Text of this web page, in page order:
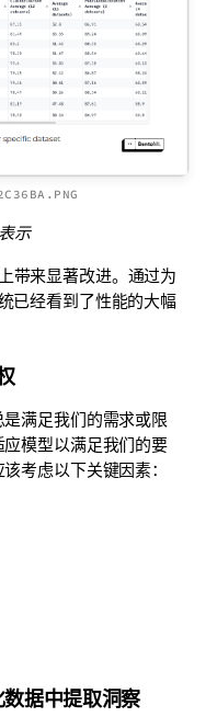
示
带来显著改进。通过为
已经看到了性能的大幅
满足我们的需求或限
模型以满足我们的要
考虑以下关键因素：
据中提取洞察